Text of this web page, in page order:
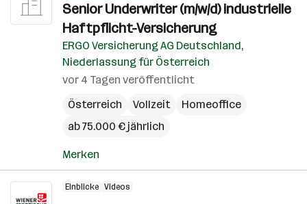
Senior Underwriter (m/w/d) industrielle
Haftpflicht-Versicherung
ERGO Versicherung AG Deutschland,
Niederlassung für Österreich
vor 4 Tagen veröffentlicht
Österreich
Vollzeit
Homeoffice
ab 75.000 € jährlich
Merken
Einblicke Videos